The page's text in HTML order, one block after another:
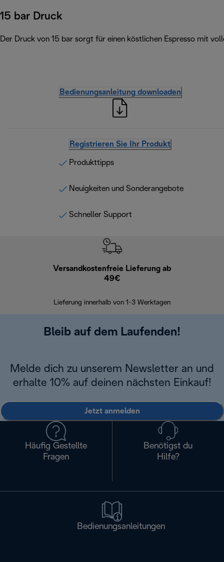
15 bar Druck
Der Druck von 15 bar sorgt für einen köstlichen Espresso mit
Bedienungsanleitung downloaden
Registrieren Sie Ihr Produkt
Produkttipps
Neuigkeiten und Sonderangebote
Schneller Support
Versandkostenfreie Lieferung ab
49€
Lieferung innerhalb von 1-3 Werktagen
Bleib auf dem Laufenden!
Melde dich zu unserem Newsletter an und
erhalte 10% auf deinen nächsten Einkauf!
Jetzt anmelden
Häufig Gestellte
Fragen
Benötigst du
Hilfe?
Bedienungsanleitungen